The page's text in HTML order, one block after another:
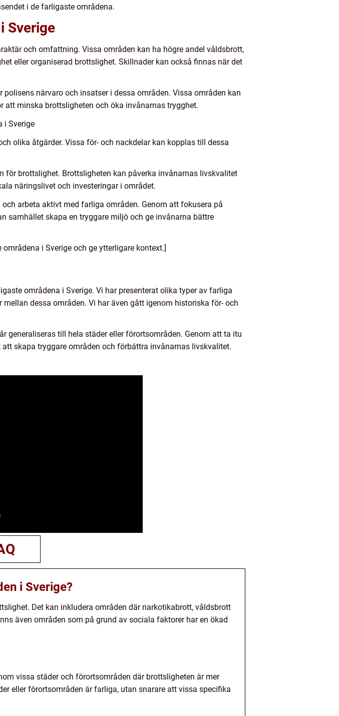
i de farligaste områdena.
Sverige
och omfattning. Vissa områden kan ha högre andel våldsbrott,
eller organiserad brottslighet. Skillnader kan också finnas när det
närvaro och insatser i dessa områden. Vissa områden kan
minska brottsligheten och öka invånarnas trygghet.
i Sverige
olika åtgärder. Vissa för- och nackdelar kan kopplas till dessa
för brottslighet. Brottsligheten kan påverka invånarnas livskvalitet
näringslivet och investeringar i området.
arbeta aktivt med farliga områden. Genom att fokusera på
samhället skapa en tryggare miljö och ge invånarna bättre
i Sverige och ge ytterligare kontext.]
områdena i Sverige. Vi har presenterat olika typer av farliga
dessa områden. Vi har även gått igenom historiska för- och
generaliseras till hela städer eller förortsområden. Genom att ta itu
skapa tryggare områden och förbättra invånarnas livskvalitet.
i Sverige?
Det kan inkludera områden där narkotikabrott, våldsbrott
även områden som på grund av sociala faktorer har en ökad
vissa städer och förortsområden där brottsligheten är mer
eller förortsområden är farliga, utan snarare att vissa specifika